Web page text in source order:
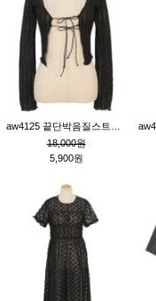
18,000원
5,900원